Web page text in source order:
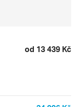
od 13 439 Kč